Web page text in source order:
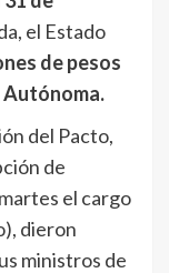
el Estado
de pesos
Autónoma.
del Pacto,
de
el cargo
dieron
ministros de